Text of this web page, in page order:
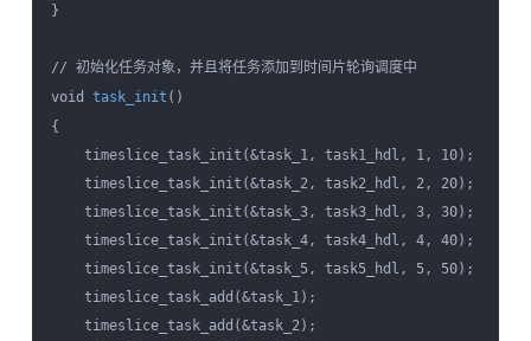
}
// 初始化任务对象，并且将任务添加到时间片轮询调度中
void task_init ()
{
timeslice_task_init(&task_1, task1_hdl, 1, 10);
timeslice_task_init(&task_2, task2_hdl, 2, 20);
timeslice_task_init(&task_3, task3_hdl, 3, 30);
timeslice_task_init(&task_4, task4_hdl, 4, 40);
timeslice_task_init(&task_5, task5_hdl, 5, 50);
timeslice_task_add(&task_1);
timeslice_task_add(&task_2);